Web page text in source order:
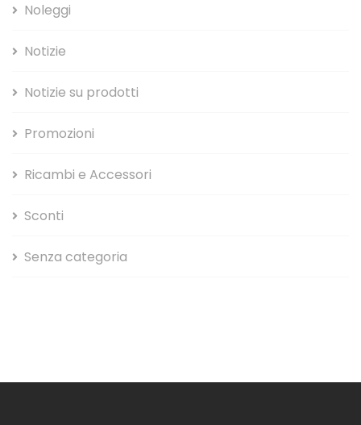
Noleggi
Notizie
Notizie su prodotti
Promozioni
Ricambi e Accessori
Sconti
Senza categoria